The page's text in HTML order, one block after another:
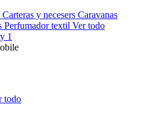
Carteras y necesers Caravanas
Perfumador textil Ver todo
todo